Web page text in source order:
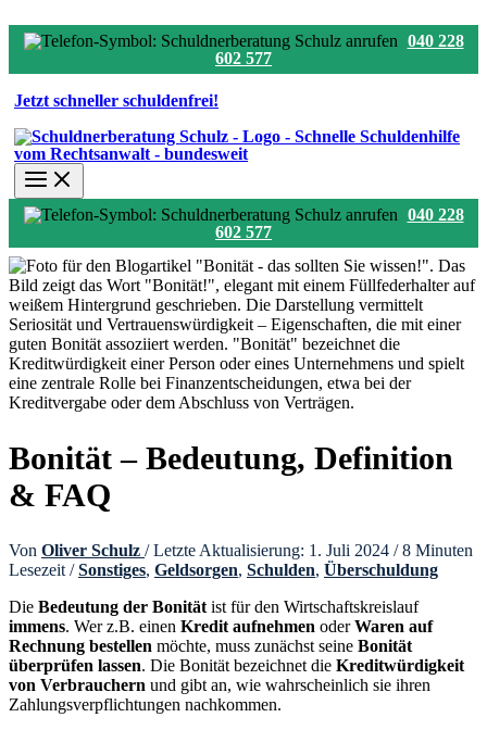
040 228
602 577
Jetzt schneller schuldenfrei!
040 228
602 577
Bonität – Bedeutung, Definition
& FAQ
Von Oliver Schulz / Letzte Aktualisierung: 1. Juli 2024 /8 Minuten
Lesezeit /Sonstiges, Geldsorgen, Schulden, Überschuldung
Die Bedeutung der Bonität ist für den Wirtschaftskreislauf
immens. Wer z.B. einen Kredit aufnehmen oderWaren auf
Rechnung bestellen möchte, muss zunächst seine Bonität
überprüfen lassen. Die Bonität bezeichnet die Kreditwürdigkeit
von Verbrauchern und gibt an, wie wahrscheinlich sie ihren
Zahlungsverpflichtungen nachkommen.